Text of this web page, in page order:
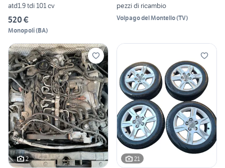
atd1.9 tdi 101 cv
520 €
Monopoli(BA)
pezzi di ricambio
Volpago del Montello(TV)
2 21